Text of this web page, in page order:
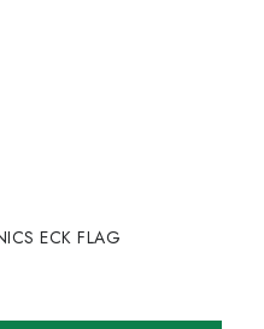
ECK FLAG